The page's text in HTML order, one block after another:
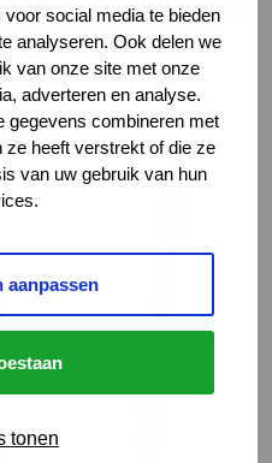
social media te bieden
analyseren. Ook delen we
van onze site met onze
adverteren en analyse.
gegevens combineren met
ze heeft verstrekt of die ze
van uw gebruik van hun
aanpassen
tonen
een goed 2026!